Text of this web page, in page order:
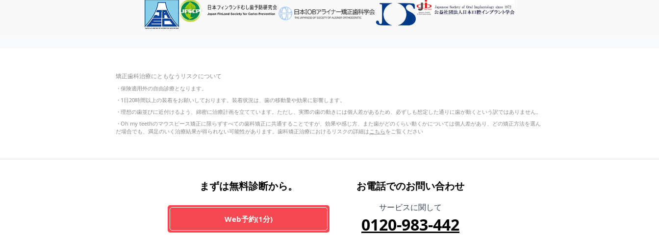
矯正歯科治療にともなうリスクについて
・保険適用外の自由診療となります。
・ 1日20時間以上の装着をお願いしております。装着状況は、歯の移動量や効果に影響します。
・理想の歯並びに近付けるよう、綿密に治療計画を立てています。ただし、実際の歯の動きには個人差があるため、必ずしも想定した通りに歯が動くという訳ではありません。
・Oh my teethのマウスピース矯正に限らずすべての歯科矯正に共通することですが、効果や感じ方、また歯がどのくらい動くかについては個人差があり、どの矯正方法を選ん
だ場合でも、満足のいく治療結果が得られない可能性があります。歯科矯正治療におけるリスクの詳細は こちらをご覧ください
まずは無料診断から。
Web予約(1分)
お電話でのお問い合わせ
サービスに関して
0120-983-442